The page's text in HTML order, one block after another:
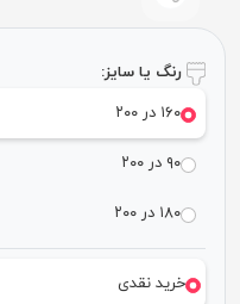
رنگ یا سایز:
۱۶۰ در ۲۰۰
۹۰ در ۲۰۰
۱۸۰ در ۲۰۰
خرید نقدی